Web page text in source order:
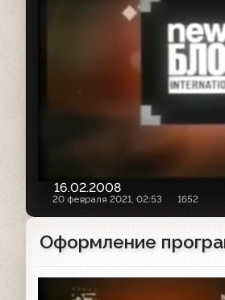
16.02.2008
20 февраля 2021, 02:53 1652
Оформление
Другое